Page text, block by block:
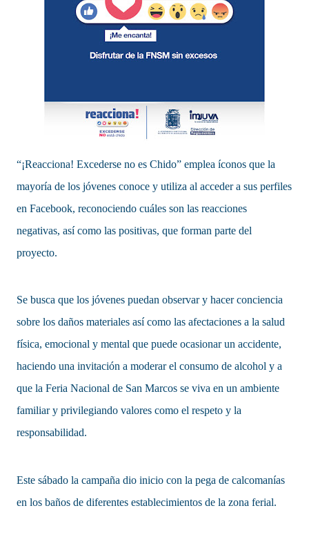
“¡Reacciona! Excederse no es Chido” emplea íconos que la
mayoría de los jóvenes conoce y utiliza al acceder a sus perfiles
en Facebook, reconociendo cuáles son las reacciones
negativas, así como las positivas, que forman parte del
proyecto.
Se busca que los jóvenes puedan observar y hacer conciencia
sobre los daños materiales así como las afectaciones a la salud
física, emocional y mental que puede ocasionar un accidente,
haciendo una invitación a moderar el consumo de alcohol y a
que la Feria Nacional de San Marcos se viva en un ambiente
familiar y privilegiando valores como el respeto y la
responsabilidad.
Este sábado la campaña dio inicio con la pega de calcomanías
en los baños de diferentes establecimientos de la zona ferial.